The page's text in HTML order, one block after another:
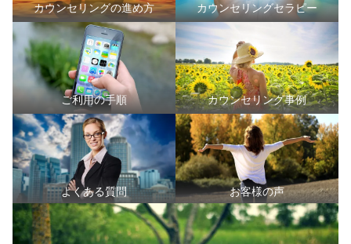
カウンセリングの進め方 カウンセリングセラピー
ご利用の手順 カウンセリング事例
よくある質問 お客様の声